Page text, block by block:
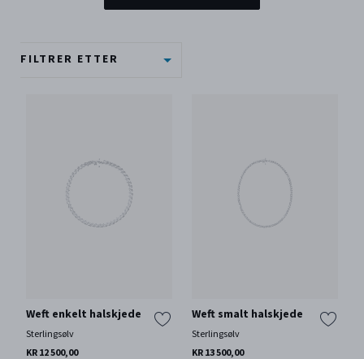
FILTRER ETTER
Weft enkelt halskjede
Sterlingsølv
KR 12 500,00
Weft smalt halskjede
Sterlingsølv
KR 13 500,00